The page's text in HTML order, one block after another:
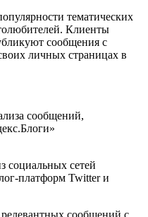
тематических
Клиенты
сообщения с
личных страницах в
сообщений,
социальных сетей
платформ Twitter и